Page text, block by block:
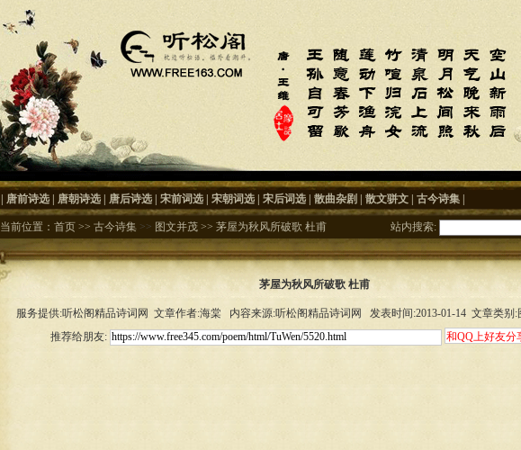
唐前诗选 唐朝诗选 唐后诗选 宋前词选 宋朝词选 宋后词选 散曲杂剧 散文骈文 古今诗集
当前位置： 首页 >> 古今诗集 >> 图文并茂 >> 茅屋为秋风所破歌 杜甫 站内搜索:
茅屋为秋风所破歌 杜甫
服务提供:听松阁精品诗词网 文章作者:海棠 内容来源:听松阁精品诗词网 发表时间:2013-01-14 文章类别
推荐给朋友: